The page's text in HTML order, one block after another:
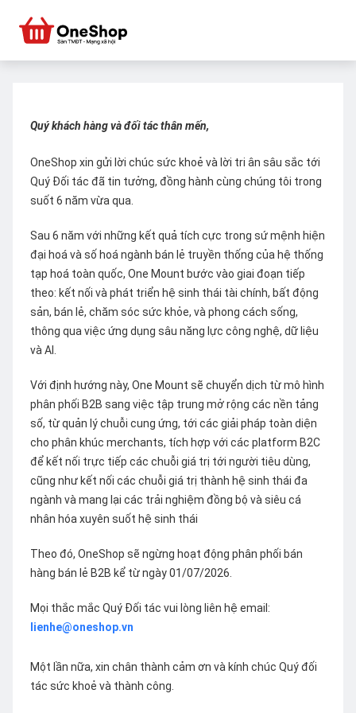
Quý khách hàng và đối tác thân mến,
OneShop xin gửi lời chúc sức khoẻ và lời tri ân sâu sắc tới
Quý Đối tác đã tin tưởng, đồng hành cùng chúng tôi trong
suốt 6 năm vừa qua.
Sau 6 năm với những kết quả tích cực trong sứ mệnh hiện
đại hoá và số hoá ngành bán lẻ truyền thống của hệ thống
tạp hoá toàn quốc, One Mount bước vào giai đoạn tiếp
theo: kết nối và phát triển hệ sinh thái tài chính, bất động
sản, bán lẻ, chăm sóc sức khỏe, và phong cách sống,
thông qua việc ứng dụng sâu năng lực công nghệ, dữ liệu
và AI.
Với định hướng này, One Mount sẽ chuyển dịch từ mô hình
phân phối B2B sang việc tập trung mở rộng các nền tảng
số, từ quản lý chuỗi cung ứng, tới các giải pháp toàn diện
cho phân khúc merchants, tích hợp với các platform B2C
để kết nối trực tiếp các chuỗi giá trị tới người tiêu dùng,
cũng như kết nối các chuỗi giá trị thành hệ sinh thái đa
ngành và mang lại các trải nghiệm đồng bộ và siêu cá
nhân hóa xuyên suốt hệ sinh thái
Theo đó, OneShop sẽ ngừng hoạt động phân phối bán
hàng bán lẻ B2B kể từ ngày 01/07/2026.
Mọi thắc mắc Quý Đối tác vui lòng liên hệ email:
lienhe@oneshop.vn
Một lần nữa, xin chân thành cảm ơn và kính chúc Quý đối
tác sức khoẻ và thành công.